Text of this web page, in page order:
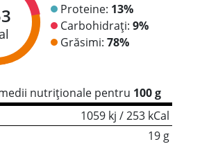
Proteine: 13%
Carbohidrați: 9%
Grăsimi: 78%
nutriționale pentru 100 g
1059 kj / 253 kCal
19 g